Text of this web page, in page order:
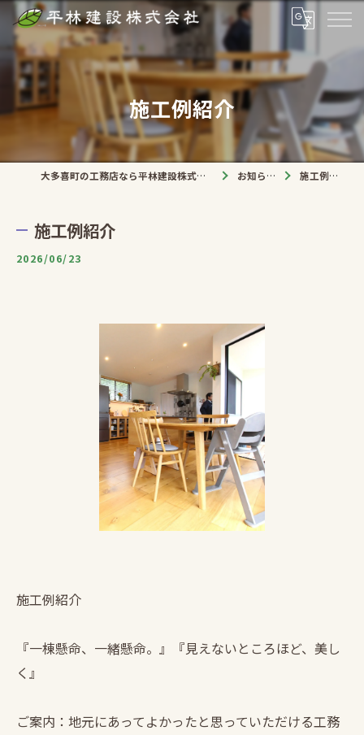
施工例紹介
大多喜町の工務店なら平林建設株式会社 お知らせ 施工例紹介
施工例紹介
2026/06/23
施工例紹介
『一棟懸命、一緒懸命。』『見えないところほど、美し
く』
ご案内：地元にあってよかったと思っていただける工務